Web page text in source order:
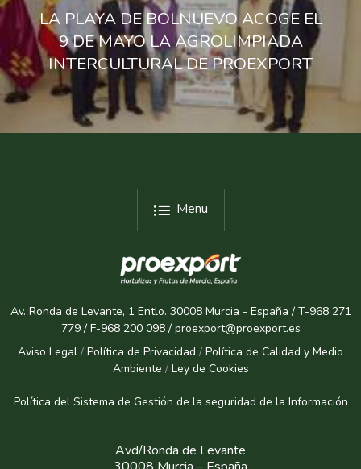
LA PLAYA DE BOLNUEVO ACOGE EL
9 DE MAYO LA AGROLIMPIADA
INTERCULTURAL DE PROEXPORT
Menu
Av. Ronda de Levante, 1 Entlo. 30008 Murcia - España / T-968 271
779 / F-968 200 098 / proexport@proexport.es
Aviso Legal / Política de Privacidad / Política de Calidad y Medio
Ambiente / Ley de Cookies
Política del Sistema de Gestión de la seguridad de la Información
Avd/Ronda de Levante